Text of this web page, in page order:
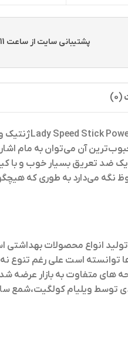
پشتیبانی سایت از ساعت 11صبح الی 21 شب
ژنتیک
آن می‌توان به مام‌
نگه می‌دارد به طوری‌ که
انواع محصولات
است علی رغم تنوع نه
با ماندگاری و رایحه های